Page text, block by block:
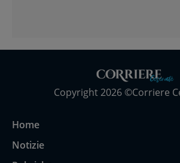
Copyright 2026 ©Corriere
Home
Notizie